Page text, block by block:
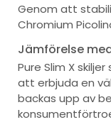
Genom att
Chromium
Jämförelse
Pure Slim X
att erbjuda en
backas upp av